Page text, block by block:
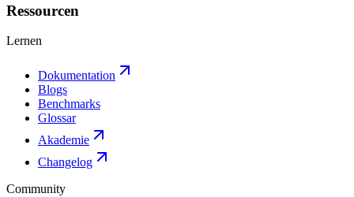
Ressourcen
Lernen
Dokumentation
Blogs
Benchmarks
Glossar
Akademie
Changelog
Community